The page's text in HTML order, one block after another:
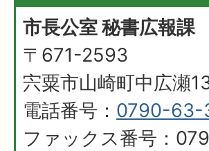
市長公室 秘書広報課
〒671-2593
宍粟市山崎町中広瀬
電話番号： 0790-63-
ファックス番号：